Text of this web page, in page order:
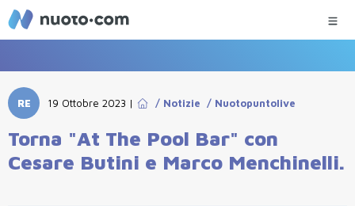
RE 19 Ottobre 2023 | / Notizie / Nuotopuntolive
Torna "At The Pool Bar" con
Cesare Butini e Marco Menchinelli.